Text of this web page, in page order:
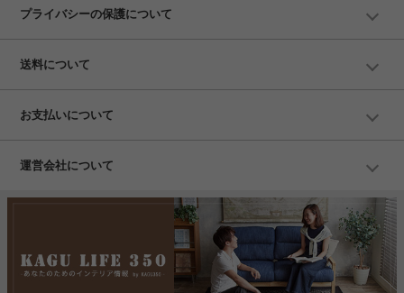
プライバシーの保護について
送料について
お支払いについて
運営会社について